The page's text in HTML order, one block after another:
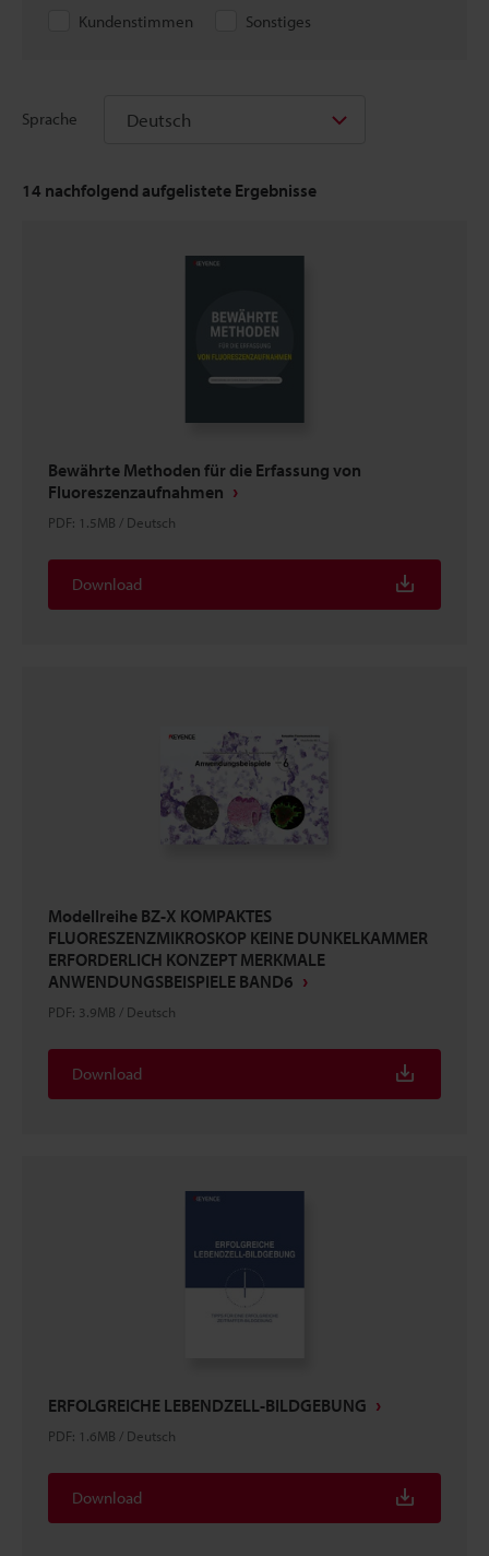
Kundenstimmen
Sonstiges
Sprache Deutsch
14 nachfolgend aufgelistete Ergebnisse
Bewährte Methoden für die Erfassung von
Fluoreszenzaufnahmen
PDF: 1.5MB / Deutsch
Download
Modellreihe BZ-X KOMPAKTES
FLUORESZENZMIKROSKOP KEINE DUNKELKAMMER
ERFORDERLICH KONZEPT MERKMALE
ANWENDUNGSBEISPIELE BAND6
PDF: 3.9MB / Deutsch
Download
ERFOLGREICHE LEBENDZELL-BILDGEBUNG
PDF: 1.6MB / Deutsch
Download